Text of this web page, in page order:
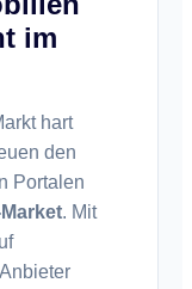
im
hart
den
Portalen
. Mit